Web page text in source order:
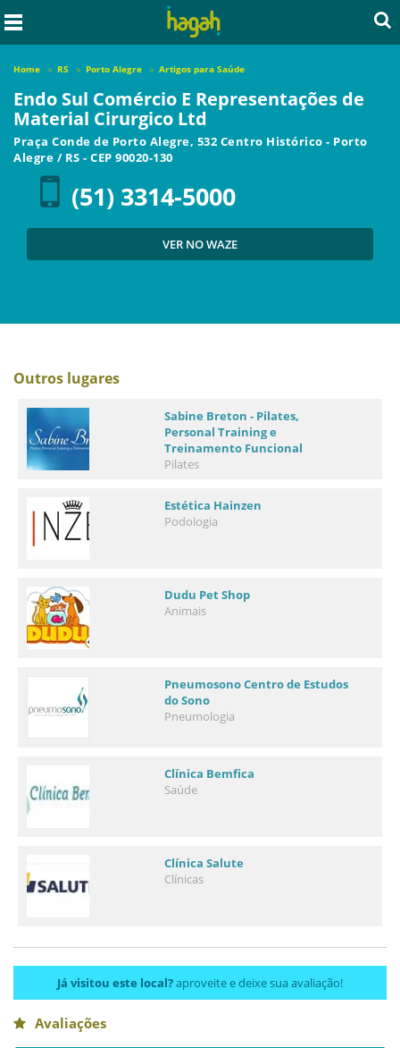
Home RS Porto Alegre Artigos para Saúde
Endo Sul Comércio E Representações de
Material Cirurgico Ltd
Praça Conde de Porto Alegre, 532 Centro Histórico - Porto
Alegre / RS - CEP 90020-130
(51) 3314-5000
VER NO WAZE
Outros lugares
Sabine Breton - Pilates,
Personal Training e
Treinamento Funcional
Pilates
Estética Hainzen
Podologia
Dudu Pet Shop
Animais
Pneumosono Centro de Estudos
do Sono
Pneumologia
Clínica Bemfica
Saúde
Clínica Salute
Clínicas
Já visitou este local?aproveite e deixe sua avaliação!
Avaliações